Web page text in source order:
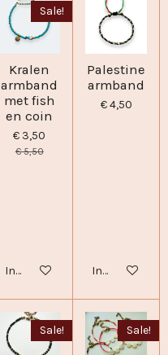
Sale!
Kralen
armband
met fish
en coin
€ 3,50
€ 5,50
In winkelwagen
Palestine
armband
€ 4,50
In
Sale! Sale!